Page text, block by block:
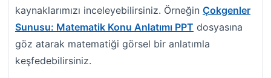
kaynaklarımızı inceleyebilirsiniz. Örneğin Çokgenler
Sunusu: Matematik Konu Anlatımı PPT dosyasına
göz atarak matematiği görsel bir anlatımla
keşfedebilirsiniz.